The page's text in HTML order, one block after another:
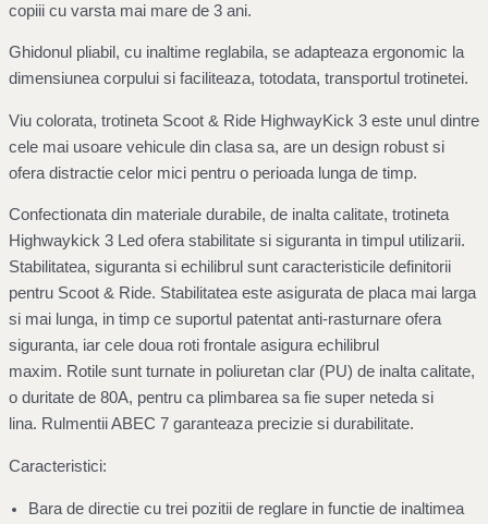
copiii cu varsta mai mare de 3 ani.
Ghidonul pliabil, cu inaltime reglabila, se adapteaza ergonomic la
dimensiunea corpului si faciliteaza, totodata, transportul trotinetei.
Viu colorata, trotineta Scoot & Ride HighwayKick 3 este unul dintre
cele mai usoare vehicule din clasa sa, are un design robust si
ofera distractie celor mici pentru o perioada lunga de timp.
Confectionata din materiale durabile, de inalta calitate, trotineta
Highwaykick 3 Led ofera stabilitate si siguranta in timpul utilizarii.
Stabilitatea, siguranta si echilibrul sunt caracteristicile definitorii
pentru Scoot & Ride. Stabilitatea este asigurata de placa mai larga
si mai lunga, in timp ce suportul patentat anti-rasturnare ofera
siguranta, iar cele doua roti frontale asigura echilibrul
maxim. Rotile sunt turnate in poliuretan clar (PU) de inalta calitate,
o duritate de 80A, pentru ca plimbarea sa fie super neteda si
lina. Rulmentii ABEC 7 garanteaza precizie si durabilitate.
Caracteristici:
Bara de directie cu trei pozitii de reglare in functie de inaltimea